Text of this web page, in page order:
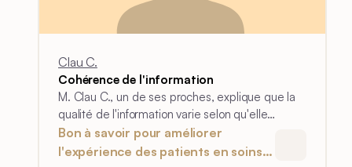
Clau C.
Cohérence de l'information
M. Clau C., un de ses proches, explique que la
qualité de l'information varie selon qu'elle
émane du médecin ou du personnel soignant.
Bon à savoir pour améliorer
l'expérience des patients en soins